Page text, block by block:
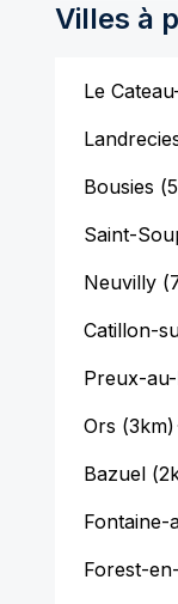
Villes à
Le
Bousies (
Saint-
Neuvilly(
Catillon-
Preux-
Ors (3km)
Bazuel(
Fontaine-
Forest-